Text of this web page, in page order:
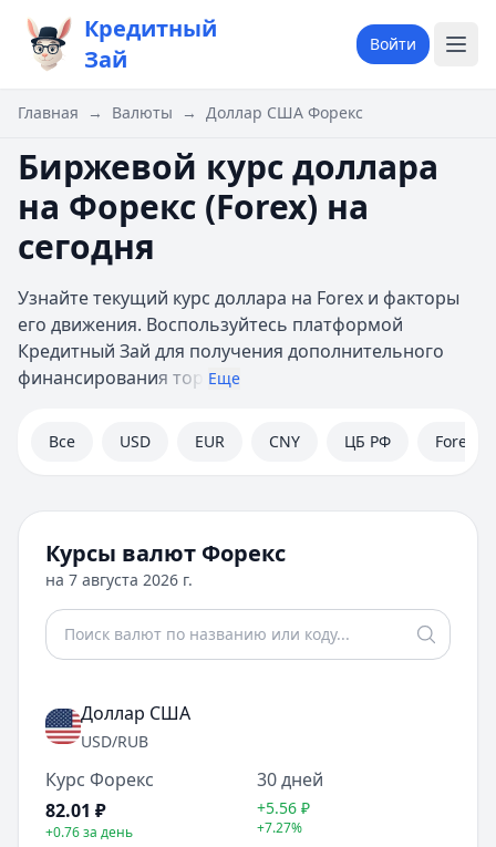
Кредитный
Зай
Войти
Главная → Валюты → Доллар США Форекс
Биржевой курс доллара
на Форекс (Forex) на
сегодня
Узнайте текущий курс доллара на Forex и факторы
его движения. Воспользуйтесь платформой
Кредитный Зай для получения дополнительного
финансирования тор Еще
Все USD EUR CNY ЦБ РФ Forex
Курсы валют Форекс
на 7 августа 2026 г.
Доллар США
USD/RUB
Курс Форекс
82.01 ₽
+0.76за день
30 дней
+5.56 ₽
+7.27%